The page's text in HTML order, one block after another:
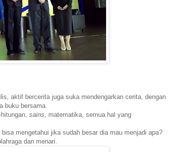
aktif bercerita juga suka mendengarkan cerita, dengan
buku bersama.
sains , matematika, semua hal yang
mengetahui jika sudah besar dia mau menjadi apa?
dan menari.